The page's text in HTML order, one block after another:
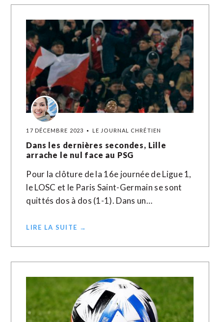
17 DÉCEMBRE 2023 LE JOURNAL CHRÉTIEN
Dans les dernières secondes, Lille
arrache le nul face au PSG
Pour la clôture de la 16e journée de Ligue 1,
le LOSC et le Paris Saint-Germain se sont
quittés dos à dos (1-1). Dans un…
LIRE LA SUITE →